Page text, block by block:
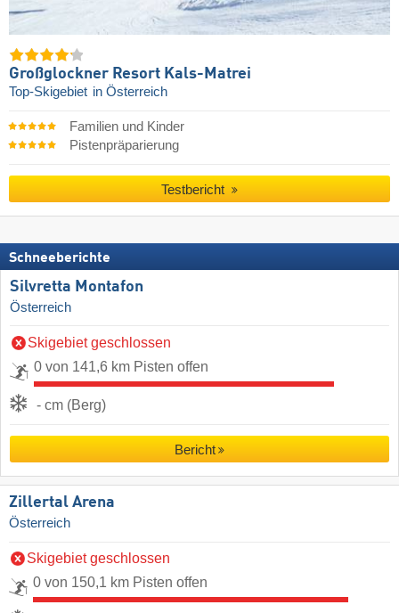
Großglockner Resort Kals-Matrei
Top-Skigebiet in Österreich
Familien und Kinder
Pistenpräparierung
Testbericht
Schneeberichte
Silvretta Montafon
Österreich
Skigebiet geschlossen
0 von 141,6 km Pisten offen
- cm (Berg)
Bericht
Zillertal Arena
Österreich
Skigebiet geschlossen
0 von 150,1 km Pisten offen